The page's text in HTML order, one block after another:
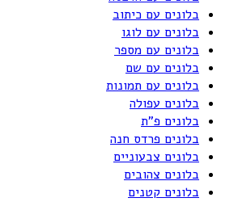
בלונים עם כיתוב
בלונים עם לוגו
בלונים עם מספר
בלונים עם שם
בלונים עם תמונות
בלונים עפולה
בלונים פ"ת
בלונים פרדס חנה
בלונים צבעוניים
בלונים צהובים
בלונים קטנים